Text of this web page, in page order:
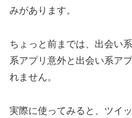
みがあります。
ちょっと前までは、出会い
系アプリ意外と出会い系ア
れません。
実際に使ってみると、ツイ